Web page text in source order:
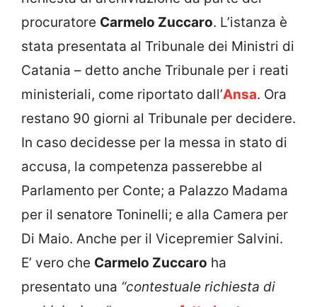
procuratore Carmelo Zuccaro. L’istanza è
stata presentata al Tribunale dei Ministri di
Catania – detto anche Tribunale per i reati
ministeriali, come riportato dall’Ansa. Ora
restano 90 giorni al Tribunale per decidere.
In caso decidesse per la messa in stato di
accusa, la competenza passerebbe al
Parlamento per Conte; a Palazzo Madama
per il senatore Toninelli; e alla Camera per
Di Maio. Anche per il Vicepremier Salvini.
E’ vero che Carmelo Zuccaro ha
presentato una “contestuale richiesta di